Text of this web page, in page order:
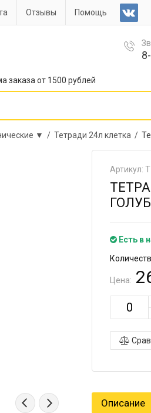
Отзывы Помощь
заказа от 1500 рублей
▼ / Тетради 24л клетка /
Артикул:
Есть в
Цена:
Описание